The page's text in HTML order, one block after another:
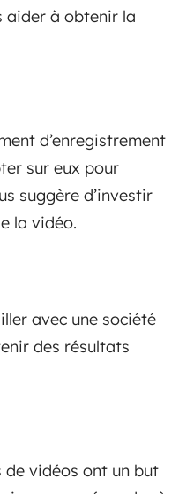
aider à obtenir la
d’enregistrement
sur eux pour
suggère d’investir
la vidéo.
avec une société
des résultats
vidéos ont un but